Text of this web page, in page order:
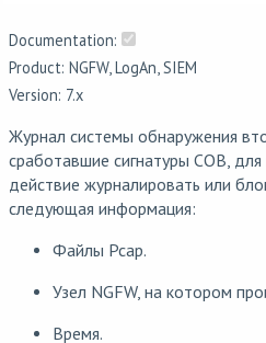
Documentation:
Product: NGFW, LogAn, SIEM
Version: 7.x
Журнал системы обнаружения
сработавшие сигнатуры СОВ,
действие журналировать или
следующая информация:
Файлы Pcap.
Узел NGFW, на котором
Время.